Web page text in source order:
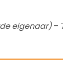
eigenaar) –